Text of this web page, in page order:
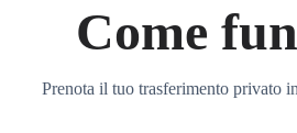
Come
Prenota il tuo trasferimento privato